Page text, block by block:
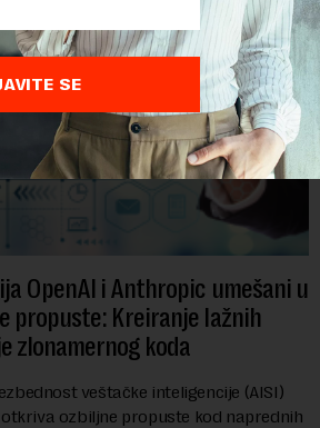
OpenAI i Anthropic umešani u
propuste: Kreiranje lažnih
zlonamernog koda
veštačke inteligencije (AISI)
ozbiljne propuste kod naprednih
SE